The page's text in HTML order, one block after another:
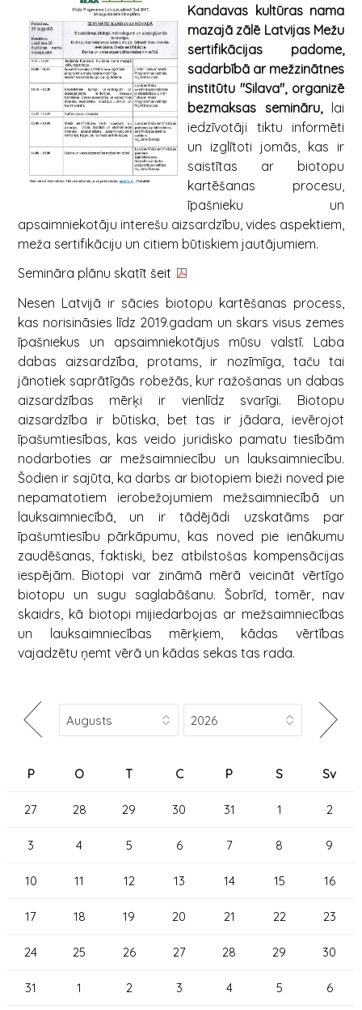
Kandavas kultūras nama
mazajā zālē Latvijas Mežu
sertifikācijas padome,
sadarbībā ar mežzinātnes
institūtu "Silava", organizē
bezmaksas semināru, lai
iedzīvotāji tiktu informēti
un izglītoti jomās, kas ir
saistītas ar biotopu
kartēšanas procesu,
īpašnieku un
apsaimniekotāju interešu aizsardzību, vides aspektiem,
meža sertifikāciju un citiem būtiskiem jautājumiem.
Semināra plānu skatīt šeit
Nesen Latvijā ir sācies biotopu kartēšanas process,
kas norisināsies līdz 2019.gadam un skars visus zemes
īpašniekus un apsaimniekotājus mūsu valstī. Laba
dabas aizsardzība, protams, ir nozīmīga, taču tai
jānotiek saprātīgās robežās, kur ražošanas un dabas
aizsardzības mērķi ir vienlīdz svarīgi. Biotopu
aizsardzība ir būtiska, bet tas ir jādara, ievērojot
īpašumtiesības, kas veido juridisko pamatu tiesībām
nodarboties ar mežsaimniecību un lauksaimniecību.
Šodien ir sajūta, ka darbs ar biotopiem bieži noved pie
nepamatotiem ierobežojumiem mežsaimniecībā un
lauksaimniecībā, un ir tādējādi uzskatāms par
īpašumtiesību pārkāpumu, kas noved pie ienākumu
zaudēšanas, faktiski, bez atbilstošas kompensācijas
iespējām. Biotopi var zināmā mērā veicināt vērtīgo
biotopu un sugu saglabāšanu. Šobrīd, tomēr, nav
skaidrs, kā biotopi mijiedarbojas ar mežsaimniecības
un lauksaimniecības mērķiem, kādas vērtības
vajadzētu ņemt vērā un kādas sekas tas rada.
P O T C P S Sv
27 28 29 30 31 1 2
3 4 5 6 7 8 9
10 11 12 13 14 15 16
17 18 19 20 21 22 23
24 25 26 27 28 29 30
31 1 2 3 4 5 6